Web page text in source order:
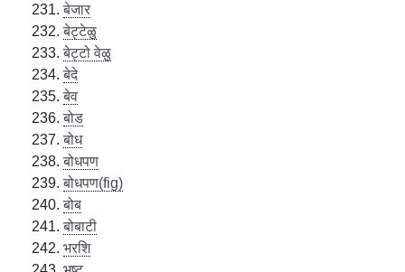
बेजार
बेट्टेळु
बेट्टो वेळु
बेदे
बेव
बोड
बोध
बोधपण
बोधपण(fig)
बोब
बोबाटी
भरशि